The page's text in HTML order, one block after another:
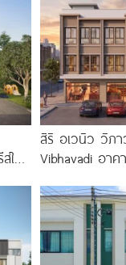
ใหม่
สิริ อเวนิว วิภา
Vibhavadi อา